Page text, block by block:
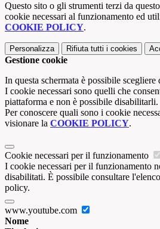
Questo sito o gli strumenti terzi da
cookie necessari al funzionamento ed
COOKIE POLICY.
Personalizza Rifiuta tutti i cookies
Gestione cookie
In questa schermata è possibile
I cookie necessari sono quelli che
piattaforma e non è possibile disabilitarli.
Per conoscere quali sono i cookie
visionare la COOKIE POLICY.
Cookie necessari per il funzionamento
I cookie necessari per il funzionamento
disabilitati. È possibile consultare
policy.
www.youtube.com
Nome